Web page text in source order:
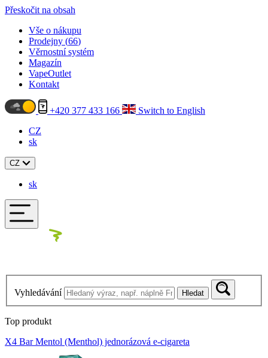
Přeskočit na obsah
Vše o nákupu
Prodejny (66)
Věrnostní systém
Magazín
VapeOutlet
Kontakt
+420 377 433 166
Switch to English
CZ
sk
CZ
sk
Vyhledávání Hledat
Top produkt
X4 Bar Mentol (Menthol) jednorázová e-cigareta